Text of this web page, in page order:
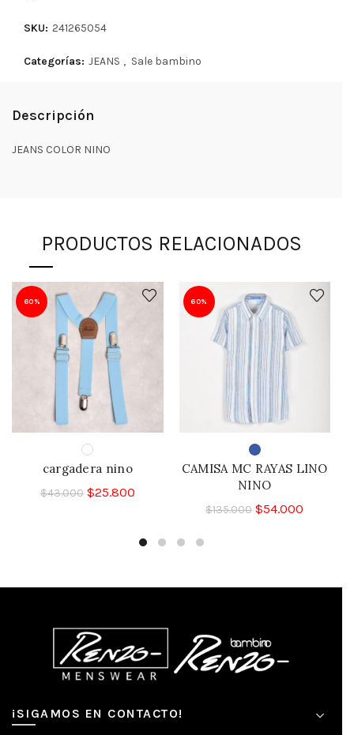
SKU: 241265054
Categorías: JEANS , Sale bambino
Descripción
JEANS COLOR NINO
PRODUCTOS RELACIONADOS
60%
cargadera nino
$43.000 $25.800
60%
CAMISA MC RAYAS LINO
NINO
$135.000 $54.000
¡SIGAMOS EN CONTACTO!